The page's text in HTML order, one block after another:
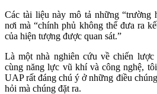
Các tài liệu này mô tả những “trường
nơi mà “chính phủ không thể đưa ra
của hiện tượng được quan sát.”
Là một nhà nghiên cứu về chiến
cùng năng lực vũ khí và công nghệ,
UAP rất đáng chú ý ở những điều
hỏi mà chúng đặt ra.